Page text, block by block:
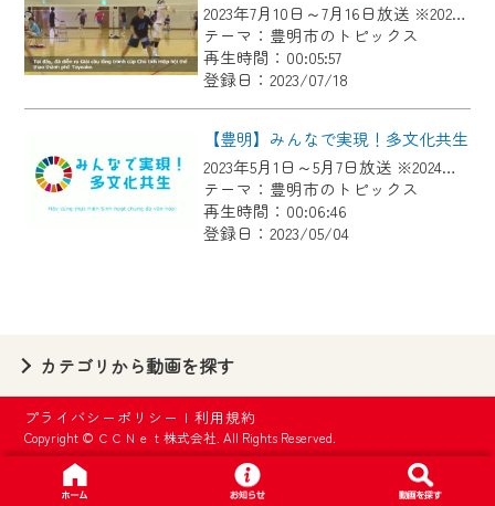
2023年7月10日～7月16日放送 ※2024年7月21日まで掲載
テーマ：豊明市のトピックス
再生時間：00:05:57
登録日：2023/07/18
【豊明】みんなで実現！多文化共生
2023年5月1日～5月7日放送 ※2024年5月13日まで掲載
テーマ：豊明市のトピックス
再生時間：00:06:46
登録日：2023/05/04
カテゴリから動画を探す
プライバシーポリシー |利用規約
Copyright © ＣＣＮｅｔ株式会社. All Rights Reserved.
【ご注意】
2024年9月24日からはご加入者様へのサー
ビス向上のため、
『CCNet Web TV』を利用いただくには、
一部コンテンツを除き、
CCNetサービスへの加入と『CCNetマイ
ページ※』へのログインが必要となりま
要となります。
※MyIDとは、CCNet Web TVを含むCCNetの
各種サービスをご利用頂くためのIDです。
IDはお客様が使っているメールアドレス
で設定できます。